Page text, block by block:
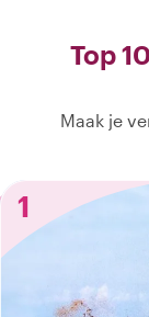
Top
Maak je
1